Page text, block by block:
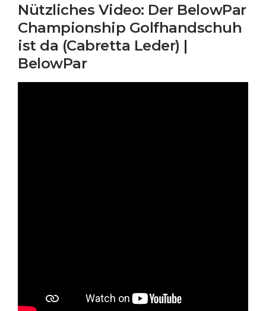
Nützliches Video: Der BelowPar
Championship Golfhandschuh
ist da (Cabretta Leder) |
BelowPar